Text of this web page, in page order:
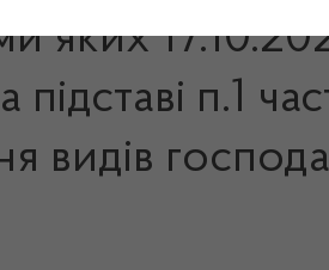
яких
п.1
видів